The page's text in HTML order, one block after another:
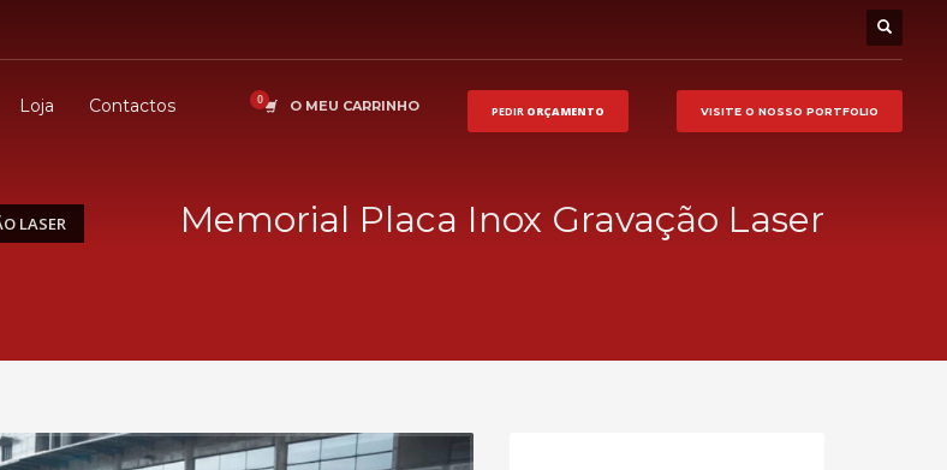
Loja Contactos O MEU CARRINHO PEDIR ORÇAMENTO VISITE O NOSSO PORTFOLIO
LASER Memorial Placa Inox Gravação Laser